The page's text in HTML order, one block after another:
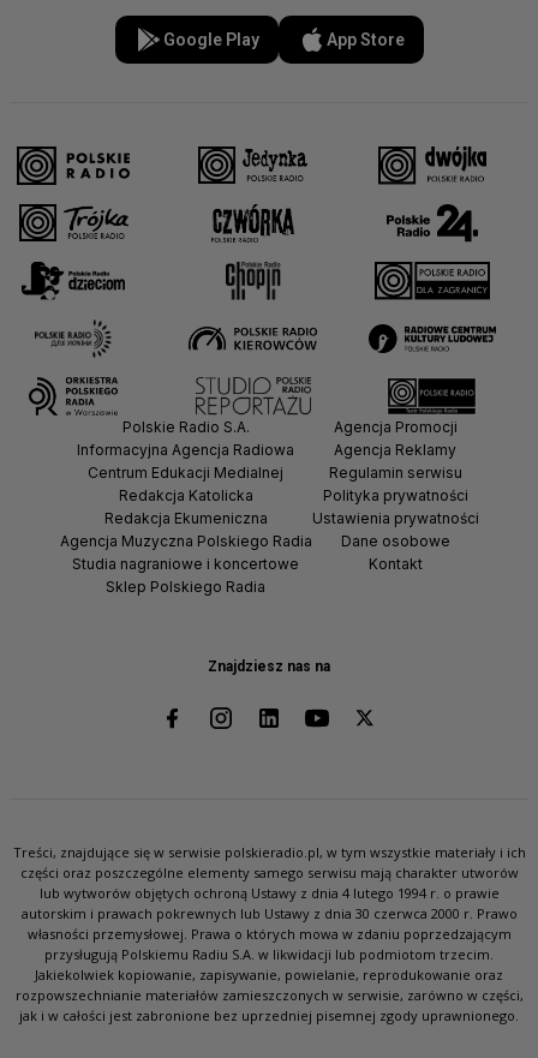
Google Play App Store
Znajdziesz nas na
Polskie Radio S.A.
Informacyjna Agencja Radiowa
Centrum Edukacji Medialnej
Redakcja Katolicka
Redakcja Ekumeniczna
Agencja Muzyczna Polskiego Radia
Studia nagraniowe i koncertowe
Sklep Polskiego Radia
Agencja Promocji
Agencja Reklamy
Regulamin serwisu
Polityka prywatności
Ustawienia prywatności
Dane osobowe
Kontakt
Treści, znajdujące się w serwisie polskieradio.pl, w tym wszystkie materiały i ich
części oraz poszczególne elementy samego serwisu mają charakter utworów
lub wytworów objętych ochroną Ustawy z dnia 4 lutego 1994 r. o prawie
autorskim i prawach pokrewnych lub Ustawy z dnia 30 czerwca 2000 r. Prawo
własności przemysłowej. Prawa o których mowa w zdaniu poprzedzającym
przysługują Polskiemu Radiu S.A. w likwidacji lub podmiotom trzecim.
Jakiekolwiek kopiowanie, zapisywanie, powielanie, reprodukowanie oraz
rozpowszechnianie materiałów zamieszczonych w serwisie, zarówno w części,
jak i w całości jest zabronione bez uprzedniej pisemnej zgody uprawnionego.